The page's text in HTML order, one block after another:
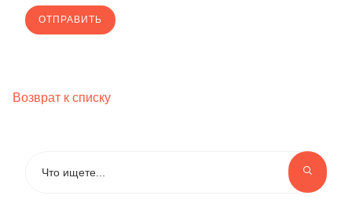
Возврат к списку